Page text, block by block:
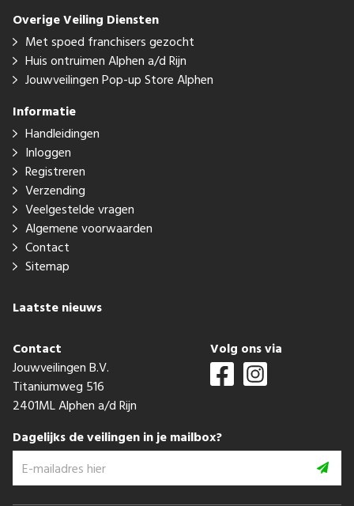
Overige Veiling Diensten
Met spoed franchisers gezocht
Huis ontruimen Alphen a/d Rijn
Jouwveilingen Pop-up Store Alphen
Informatie
Handleidingen
Inloggen
Registreren
Verzending
Veelgestelde vragen
Algemene voorwaarden
Contact
Sitemap
Laatste nieuws
Contact
Jouwveilingen B.V.
Titaniumweg 516
2401ML Alphen a/d Rijn
Volg ons via
Dagelijks de veilingen in je mailbox?